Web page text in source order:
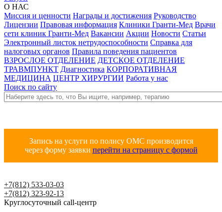
О НАС
Миссия и ценности Награды и достижения Руководство
Лицензии Правовая информация Клиники Гранти-Мед Врачи
сети клиник Гранти-Мед Вакансии Акции Новости Статьи
Электронный листок нетрудоспособности Справка для
налоговых органов Правила поведения пациентов
ВЗРОСЛОЕ ОТДЕЛЕНИЕ ДЕТСКОЕ ОТДЕЛЕНИЕ
ТРАВМПУНКТ Диагностика КОРПОРАТИВНАЯ
МЕДИЦИНА ЦЕНТР ХИРУРГИИ Работа у нас
Поиск по сайту
Запись на услуги по полису ОМС производится
через форму заявки перейти на страницу с формой
+7(812) 533-03-03
+7(812) 323-92-13
Круглосуточный call-центр